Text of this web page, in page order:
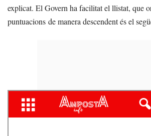
explicat. El Govern ha facilitat el llistat, que
puntuacions de manera descendent és el